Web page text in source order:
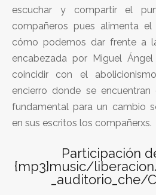
escuchar y compartir el
compañeros pues alimenta
cómo podemos dar frente a
encabezada por Miguel
coincidir con el
encierro donde se
fundamental para un cambio
en sus escritos los compañerxs.
Participación
{mp3}music/
_auditorio_che/